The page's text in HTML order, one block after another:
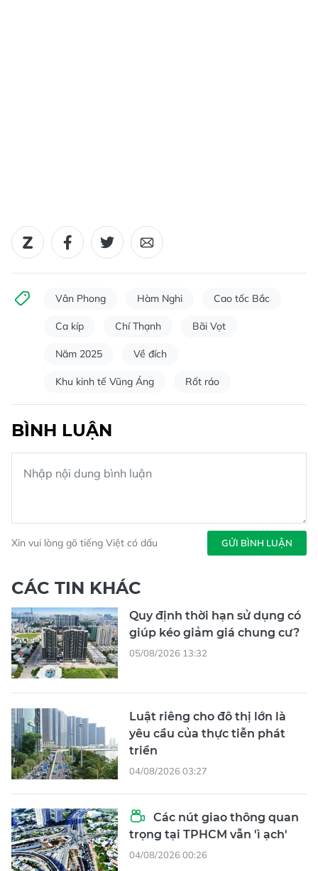
Vân Phong Hàm Nghi Cao tốc Bắc
Ca kíp Chí Thạnh Bãi Vọt
Năm 2025 Về đích
Khu kinh tế Vũng Áng Rốt ráo
BÌNH LUẬN
Xin vui lòng gõ tiếng Việt có dấu GỬI BÌNH LUẬN
CÁC TIN KHÁC
Quy định thời hạn sử dụng có
giúp kéo giảm giá chung cư?
05/08/2026 13:32
Luật riêng cho đô thị lớn là
yêu cầu của thực tiễn phát
triển
04/08/2026 03:27
Các nút giao thông quan
trọng tại TPHCM vẫn 'ì ạch'
04/08/2026 00:26